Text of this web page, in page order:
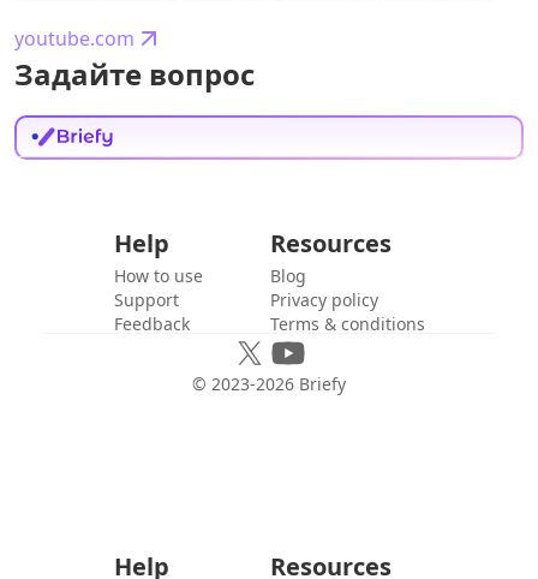
youtube.com
Задайте вопрос
Help
How to use
Support
Feedback
Resources
Blog
Privacy policy
Terms & conditions
© 2023-2026 Briefy
Help Resources